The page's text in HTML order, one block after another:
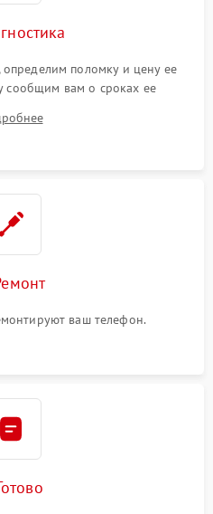
поломку и цену ее
сообщим вам о сроках ее
ваш телефон.